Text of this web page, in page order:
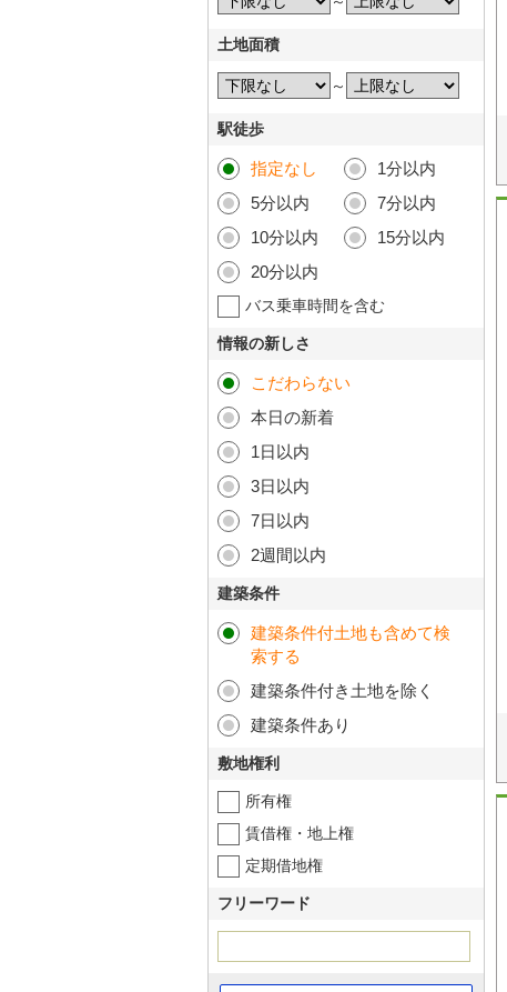
土地面積
～
駅徒歩
指定なし
1分以内
5分以内
7分以内
10分以内
15分以内
20分以内
バス乗車時間を含む
情報の新しさ
こだわらない
本日の新着
1日以内
3日以内
7日以内
2週間以内
建築条件
建築条件付土地も含めて検
索する
建築条件付き土地を除く
建築条件あり
敷地権利
所有権
賃借権・地上権
定期借地権
フリーワード